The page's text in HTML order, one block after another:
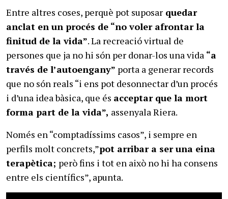
Entre altres coses, perquè pot suposar quedar
anclat en un procés de “no voler afrontar la
finitud de la vida”. La recreació virtual de
persones que ja no hi són per donar-los una vida “a
través de l’autoengany” porta a generar records
que no són reals “i ens pot desonnectar d’un procés
i d’una idea bàsica, que és acceptar que la mort
forma part de la vida”, assenyala Riera.
Només en “comptadíssims casos”, i sempre en
perfils molt concrets,”pot arribar a ser una eina
terapètica; però fins i tot en això no hi ha consens
entre els científics”, apunta.